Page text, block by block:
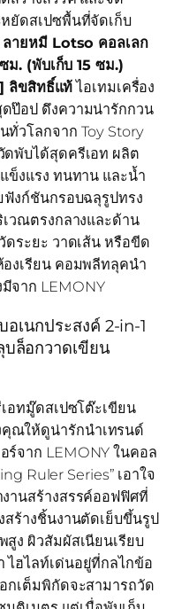
ยัดสเปซพื้นที่จัดเก็บ
ายหมี Lotso คอลเลก
. (พับเก็บ 15 ซม.)
ลิขสิทธิ์แท้ไอเทมเครื่อง
ป๊อป ดึงความน่ารักกวน
วโลกจาก Toy Story
ดพับได้สุดครีเอท ผลิต
ข็งแรง ทนทาน และน้ำ
ฟังก์ชันกรอบฉลุรูปทรง
วณตรงกลางและด้าน
ดระยะ วาดเส้น หรือขีด
งเรียน คอมพลีทลุคนำ
จาก LEMONY
เนกประสงค์ 2-in-1
บล็อกวาดเขียน
อทมู๊ดสเปซโต๊ะเขียน
ณให้ดูน่ารักนำเทรนด์
ร์จาก LEMONY ในคอล
Ruler Series” เอาใจ
านสร้างสรรค์ออฟฟิศที่
สร้างชิ้นงานตัดเย็บขึ้นรูป
ง ผิวสัมผัสเนียนเรียบ
ไฮไลท์เด่นอยู่ที่กลไกข้อ
กเต็มพิกัดจะสามารถวัด